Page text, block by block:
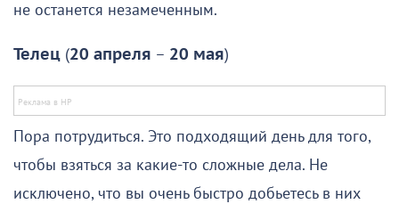
не останется незамеченным.
Телец (20 апреля – 20 мая)
Пора потрудиться. Это подходящий день для того,
чтобы взяться за какие-то сложные дела. Не
исключено, что вы очень быстро добьетесь в них